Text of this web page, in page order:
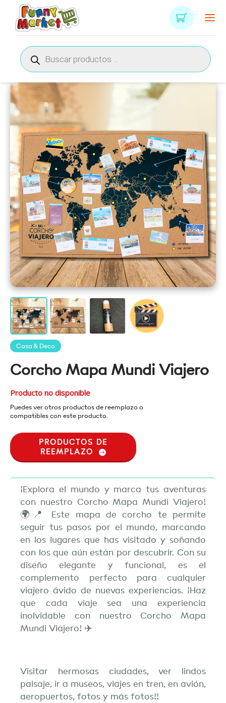
Búsqueda
de
productos
Casa & Deco
Corcho Mapa Mundi Viajero
Producto no disponible
Puedes ver otros productos de reemplazo o
compatibles con este producto.
PRODUCTOS DE
REEMPLAZO
¡Explora el mundo y marca tus aventuras
con nuestro Corcho Mapa Mundi Viajero!
🌍📍 Este mapa de corcho te permite
seguir tus pasos por el mundo, marcando
en los lugares que has visitado y soñando
con los que aún están por descubrir. Con su
diseño elegante y funcional, es el
complemento perfecto para cualquier
viajero ávido de nuevas experiencias. ¡Haz
que cada viaje sea una experiencia
inolvidable con nuestro Corcho Mapa
Mundi Viajero! ✈️
Visitar hermosas ciudades, ver lindos
paisaje, ir a museos, viajes en tren, en avión,
aeropuertos, fotos y más fotos!!